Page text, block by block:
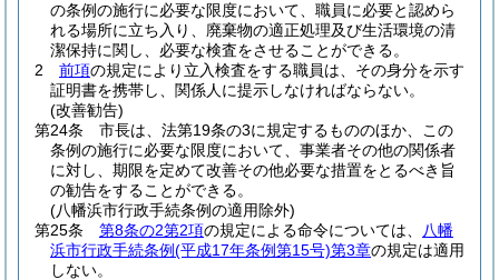
の条例の施行に必要な限度において、職員に必要と認めら
れる場所に立ち入り、廃棄物の適正処理及び生活環境の清
潔保持に関し、必要な検査をさせることができる。
2
前項の規定により立入検査をする職員は、その身分を示す
証明書を携帯し、関係人に提示しなければならない。
(改善勧告)
第24条
市長は、法第19条の3に規定するもののほか、この
条例の施行に必要な限度において、事業者その他の関係者
に対し、期限を定めて改善その他必要な措置をとるべき旨
の勧告をすることができる。
(八幡浜市行政手続条例の適用除外)
第25条
第8条の2第2項の規定による命令については、
八幡
浜市行政手続条例(平成17年条例第15号)第3章の規定は適用
しない。